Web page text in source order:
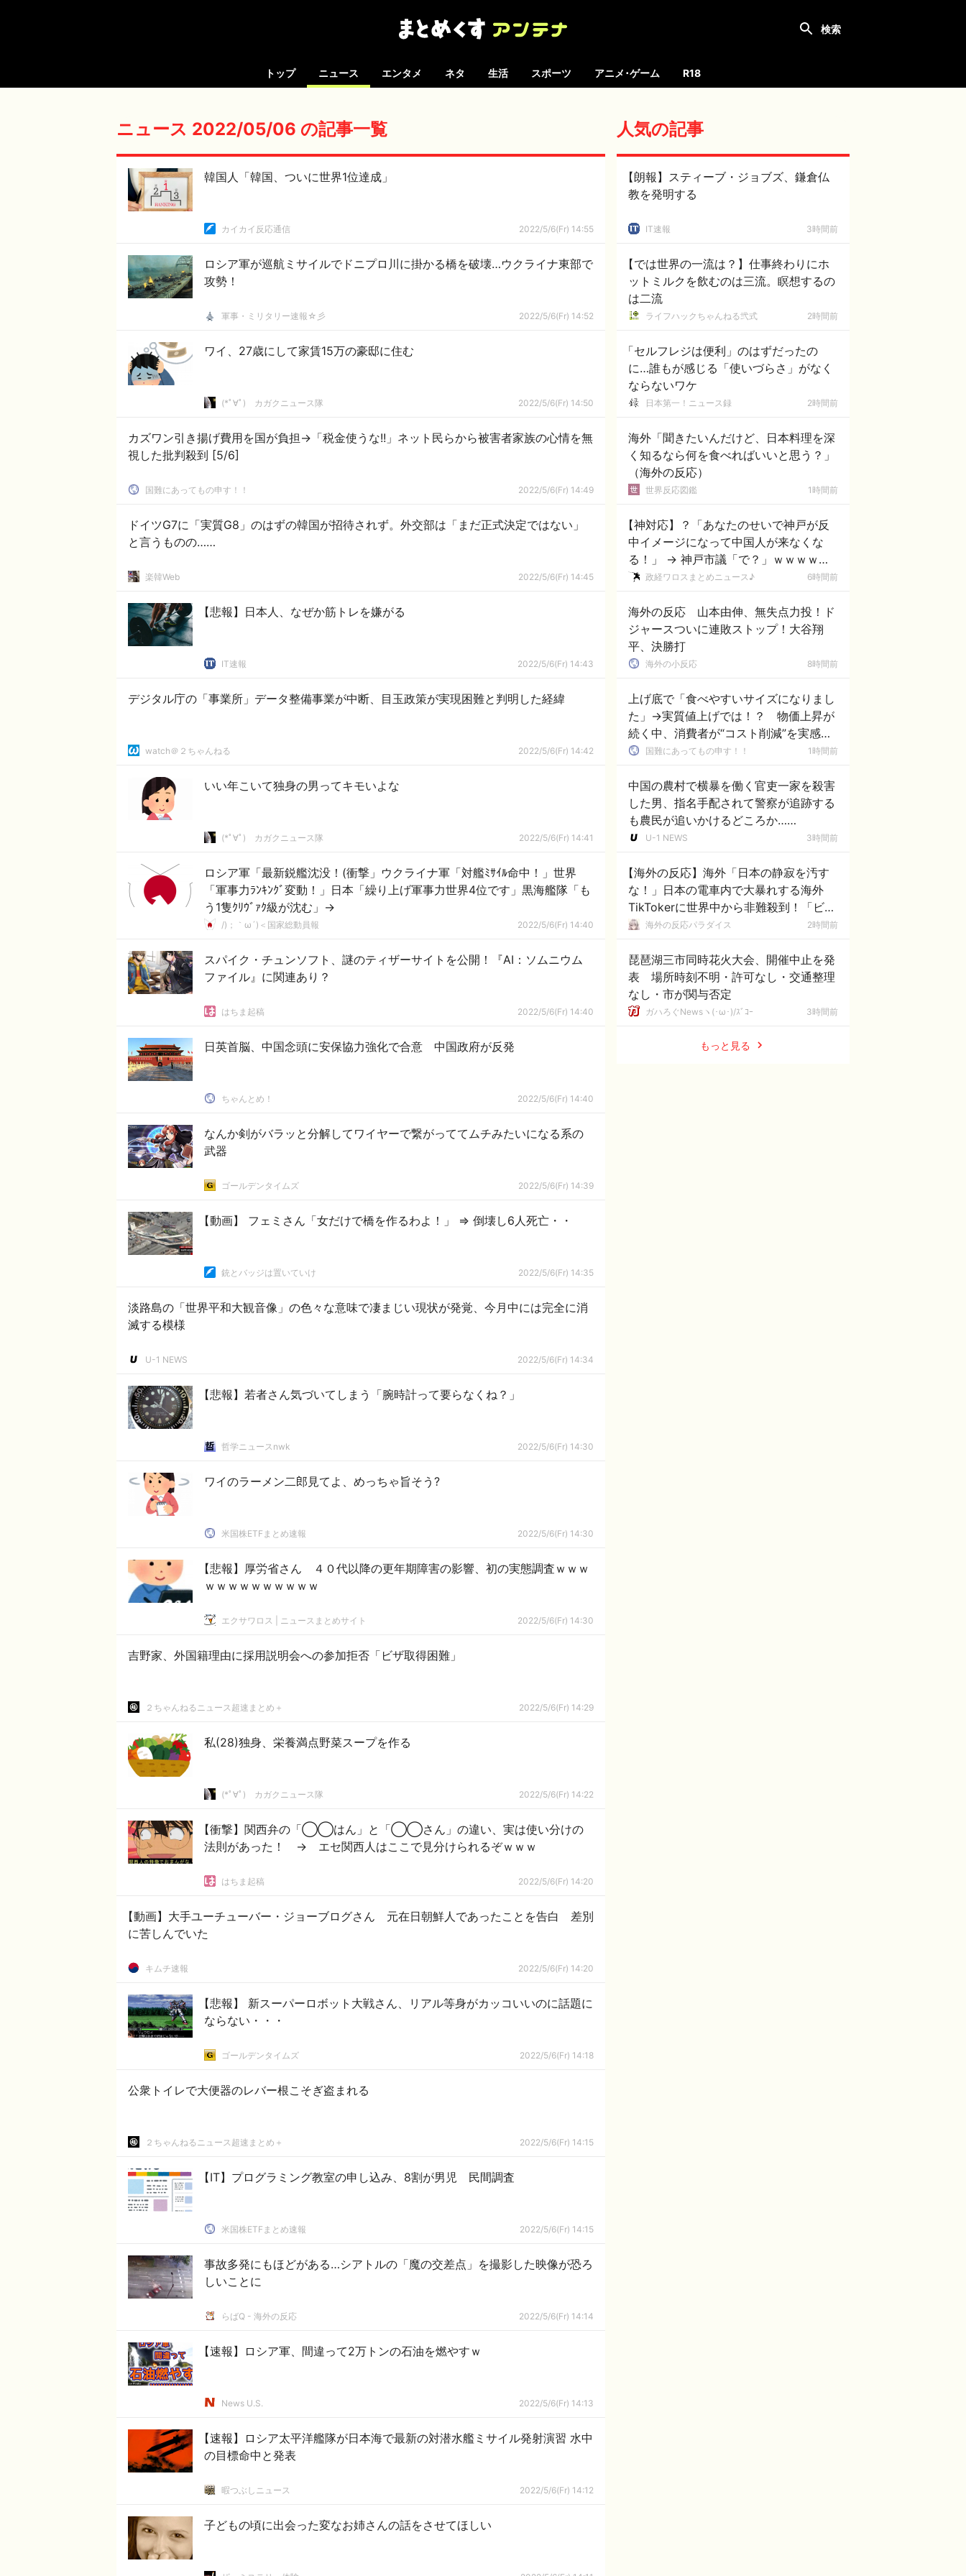
トップ ニュース エンタメ ネタ 生活 スポーツ アニメ･ゲーム R18
ニュース 2022/05/06 の記事一覧
韓国人「韓国、ついに世界1位達成」
カイカイ反応通信 2022/5/6(Fr) 14:55
ロシア軍が巡航ミサイルでドニプロ川に掛かる橋を破壊…ウクライナ東部で
攻勢！
軍事・ミリタリー速報☆彡 2022/5/6(Fr) 14:52
ワイ、27歳にして家賃15万の豪邸に住む
(*ﾟ∀ﾟ)ゞカガクニュース隊 2022/5/6(Fr) 14:50
カズワン引き揚げ費用を国が負担→「税金使うな!!」ネット民らから被害者家族の心情を無
視した批判殺到 [5/6]
国難にあってもの申す！！ 2022/5/6(Fr) 14:49
ドイツG7に「実質G8」のはずの韓国が招待されず。外交部は「まだ正式決定ではない」
と言うものの……
楽韓Web 2022/5/6(Fr) 14:45
【悲報】日本人、なぜか筋トレを嫌がる
IT速報 2022/5/6(Fr) 14:43
デジタル庁の「事業所」データ整備事業が中断、目玉政策が実現困難と判明した経緯
watch＠２ちゃんねる 2022/5/6(Fr) 14:42
いい年こいて独身の男ってキモいよな
(*ﾟ∀ﾟ)ゞカガクニュース隊 2022/5/6(Fr) 14:41
ロシア軍「最新鋭艦沈没！(衝撃」ウクライナ軍「対艦ﾐｻｲﾙ命中！」世界
「軍事力ﾗﾝｷﾝｸﾞ変動！」日本「繰り上げ軍事力世界4位です」黒海艦隊「も
う1隻ｸﾘｳﾞｧｸ級が沈む」→
/)；｀ω´)＜国家総動員報 2022/5/6(Fr) 14:40
スパイク・チュンソフト、謎のティザーサイトを公開！『AI：ソムニウム
ファイル』に関連あり？
はちま起稿 2022/5/6(Fr) 14:40
日英首脳、中国念頭に安保協力強化で合意 中国政府が反発
ちゃんとめ！ 2022/5/6(Fr) 14:40
なんか剣がバラッと分解してワイヤーで繋がっててムチみたいになる系の
武器
ゴールデンタイムズ 2022/5/6(Fr) 14:39
【動画】 フェミさん「女だけで橋を作るわよ！」 ⇒ 倒壊し6人死亡・・
銃とバッジは置いていけ 2022/5/6(Fr) 14:35
淡路島の「世界平和大観音像」の色々な意味で凄まじい現状が発覚、今月中には完全に消
滅する模様
U-1 NEWS 2022/5/6(Fr) 14:34
【悲報】若者さん気づいてしまう「腕時計って要らなくね？」
哲学ニュースnwk 2022/5/6(Fr) 14:30
ワイのラーメン二郎見てよ、めっちゃ旨そう?
米国株ETFまとめ速報 2022/5/6(Fr) 14:30
【悲報】厚労省さん ４０代以降の更年期障害の影響、初の実態調査ｗｗｗ
ｗｗｗｗｗｗｗｗｗｗ
エクサワロス | ニュースまとめサイト 2022/5/6(Fr) 14:30
吉野家、外国籍理由に採用説明会への参加拒否「ビザ取得困難」
２ちゃんねるニュース超速まとめ＋ 2022/5/6(Fr) 14:29
私(28)独身、栄養満点野菜スープを作る
(*ﾟ∀ﾟ)ゞカガクニュース隊 2022/5/6(Fr) 14:22
【衝撃】関西弁の「◯◯はん」と「◯◯さん」の違い、実は使い分けの
法則があった！ → エセ関西人はここで見分けられるぞｗｗｗ
はちま起稿 2022/5/6(Fr) 14:20
【動画】大手ユーチューバー・ジョーブログさん 元在日朝鮮人であったことを告白 差別
に苦しんでいた
キムチ速報 2022/5/6(Fr) 14:20
【悲報】 新スーパーロボット大戦さん、リアル等身がカッコいいのに話題に
ならない・・・
ゴールデンタイムズ 2022/5/6(Fr) 14:18
公衆トイレで大便器のレバー根こそぎ盗まれる
２ちゃんねるニュース超速まとめ＋ 2022/5/6(Fr) 14:15
【IT】プログラミング教室の申し込み、8割が男児 民間調査
米国株ETFまとめ速報 2022/5/6(Fr) 14:15
事故多発にもほどがある…シアトルの「魔の交差点」を撮影した映像が恐ろ
しいことに
らばQ - 海外の反応 2022/5/6(Fr) 14:14
【速報】ロシア軍、間違って2万トンの石油を燃やすｗ
News U.S. 2022/5/6(Fr) 14:13
【速報】ロシア太平洋艦隊が日本海で最新の対潜水艦ミサイル発射演習 水中
の目標命中と発表
暇つぶしニュース 2022/5/6(Fr) 14:12
子どもの頃に出会った変なお姉さんの話をさせてほしい
人気の記事
【朗報】スティーブ・ジョブズ、鎌倉仏
教を発明する
IT速報 3時間前
【では世界の一流は？】仕事終わりにホ
ットミルクを飲むのは三流。瞑想するの
は二流
ライフハックちゃんねる弐式 2時間前
「セルフレジは便利」のはずだったの
に…誰もが感じる「使いづらさ」がなく
ならないワケ
日本第一！ニュース録 2時間前
海外「聞きたいんだけど、日本料理を深
く知るなら何を食べればいいと思う？」
（海外の反応）
世界反応図鑑 1時間前
【神対応】？「あなたのせいで神戸が反
中イメージになって中国人が来なくな
る！」 → 神戸市議「で？」ｗｗｗｗｗ
ｗｗｗｗｗｗｗｗｗｗ
政経ワロスまとめニュース♪ 6時間前
海外の反応 山本由伸、無失点力投！ド
ジャースついに連敗ストップ！大谷翔
平、決勝打
海外の小反応 8時間前
上げ底で「食べやすいサイズになりまし
た」→実質値上げでは！？ 物価上昇が
続く中、消費者が“コスト削減”を実感す
る場面 [8/9]
国難にあってもの申す！！ 1時間前
中国の農村で横暴を働く官吏一家を殺害
した男、指名手配されて警察が追跡する
も農民が追いかけるどころか……
U-1 NEWS 3時間前
【海外の反応】海外「日本の静寂を汚す
な！」日本の電車内で大暴れする海外
TikTokerに世界中から非難殺到！「ビザ
を取り消して即刻強制送還すべき」
海外の反応パラダイス 2時間前
琵琶湖三市同時花火大会、開催中止を発
表 場所時刻不明・許可なし・交通整理
なし・市が関与否定
ガハろぐNewsヽ(･ω･)/ｽﾞｺｰ 3時間前
もっと見る